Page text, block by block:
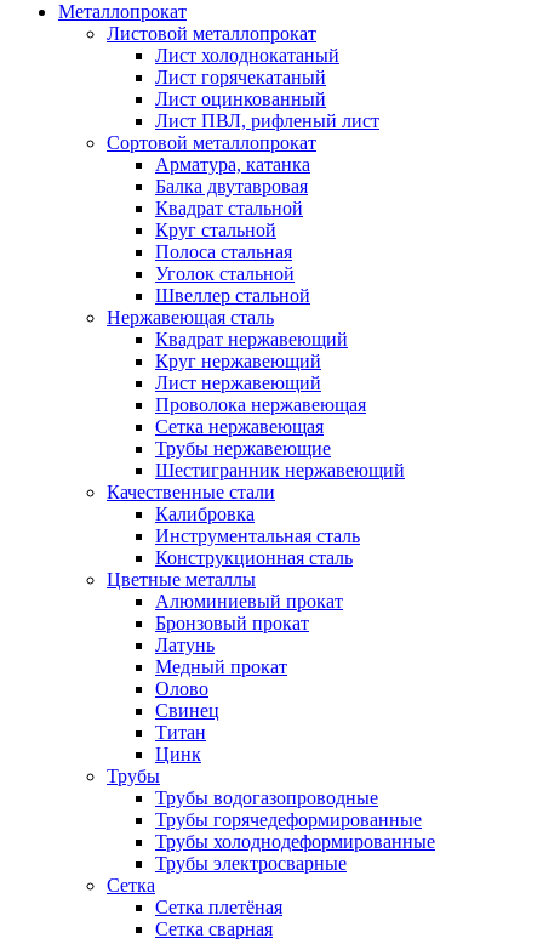
Металлопрокат
Листовой металлопрокат
Лист холоднокатаный
Лист горячекатаный
Лист оцинкованный
Лист ПВЛ, рифленый лист
Сортовой металлопрокат
Арматура, катанка
Балка двутавровая
Квадрат стальной
Круг стальной
Полоса стальная
Уголок стальной
Швеллер стальной
Нержавеющая сталь
Квадрат нержавеющий
Круг нержавеющий
Лист нержавеющий
Проволока нержавеющая
Сетка нержавеющая
Трубы нержавеющие
Шестигранник нержавеющий
Качественные стали
Калибровка
Инструментальная сталь
Конструкционная сталь
Цветные металлы
Алюминиевый прокат
Бронзовый прокат
Латунь
Медный прокат
Олово
Свинец
Титан
Цинк
Трубы
Трубы водогазопроводные
Трубы горячедеформированные
Трубы холоднодеформированные
Трубы электросварные
Сетка
Сетка плетёная
Сетка сварная